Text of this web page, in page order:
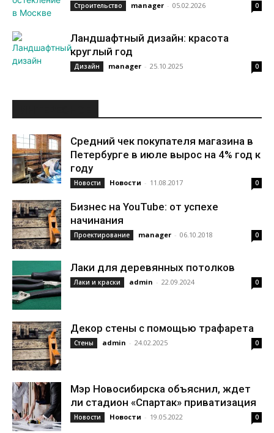
Строительство manager - 05.02.2026 0
Ландшафтный дизайн: красота
круглый год
Дизайн manager - 25.10.2025 0
Средний чек покупателя магазина в
Петербурге в июле вырос на 4% год к
году
Новости Новости - 11.08.2017 0
Бизнес на YouTube: от успехе
начинания
Проектирование manager - 06.10.2018 0
Лаки для деревянных потолков
Лаки и краски admin - 22.09.2024 0
Декор стены с помощью трафарета
Стены admin - 24.02.2025 0
Мэр Новосибирска объяснил, ждет
ли стадион «Спартак» приватизация
Новости Новости - 19.05.2022 0